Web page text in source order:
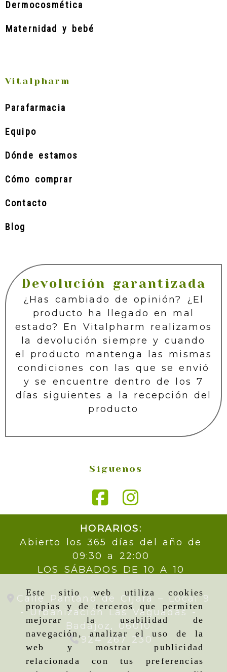
Este sitio web utiliza cookies
propias y de terceros que permiten
mejorar la usabilidad de
navegación, analizar el uso de la
web y mostrar publicidad
relacionada con tus preferencias
Dermocosmética
Maternidad y bebé
Vitalpharm
Parafarmacia
Equipo
Dónde estamos
Cómo comprar
Contacto
Blog
Devolución garantizada
¿Has cambiado de opinión? ¿El
producto ha llegado en mal
estado? En Vitalpharm realizamos
la devolución siempre y cuando
el producto mantenga las mismas
condiciones con las que se envió
y se encuentre dentro de los 7
días siguientes a la recepción del
producto
Síguenos
HORARIOS:
Abierto los 365 días del año de
09:30 a 22:00
LOS SÁBADOS DE 10 A 10
Calle Pantano de Cijara – Local 9
- Urbanización Las Vaguadas -
Badajoz, 06010
924 267 230